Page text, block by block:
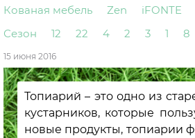
Кованая мебель
Zen iFONTE
Сезон
12 22 4 2 3 1 8
15 июня 2016
Топиарий – это одно из
кустарников, которые
новые продукты, топиарии